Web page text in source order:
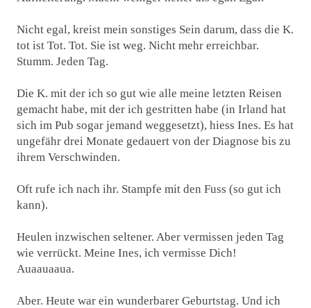
Nicht egal, kreist mein sonstiges Sein darum, dass die K.
tot ist Tot. Tot. Sie ist weg. Nicht mehr erreichbar.
Stumm. Jeden Tag.
Die K. mit der ich so gut wie alle meine letzten Reisen
gemacht habe, mit der ich gestritten habe (in Irland hat
sich im Pub sogar jemand weggesetzt), hiess Ines. Es hat
ungefähr drei Monate gedauert von der Diagnose bis zu
ihrem Verschwinden.
Oft rufe ich nach ihr. Stampfe mit den Fuss (so gut ich
kann).
Heulen inzwischen seltener. Aber vermissen jeden Tag
wie verrückt. Meine Ines, ich vermisse Dich!
Auaauaaua.
Aber. Heute war ein wunderbarer Geburtstag. Und ich